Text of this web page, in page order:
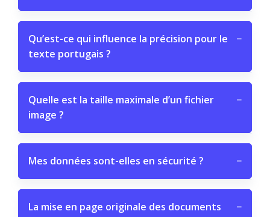
Qu’est-ce qui influence la précision pour le
texte portugais ?
−
Quelle est la taille maximale d’un fichier
image ?
−
Mes données sont-elles en sécurité ? −
La mise en page originale des documents
−